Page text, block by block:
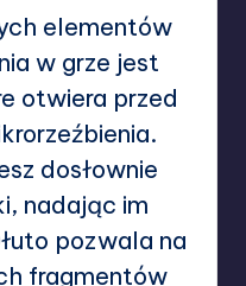
elementów
w grze jest
otwiera przed
dosłownie
nadając im
pozwala na
fragmentów